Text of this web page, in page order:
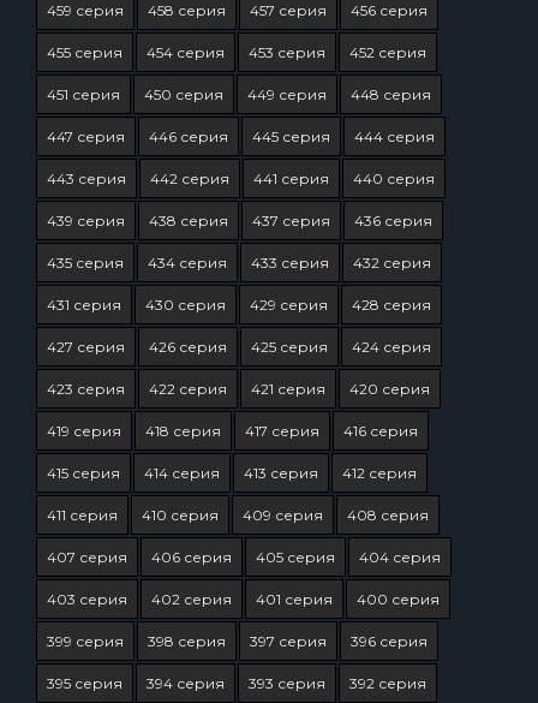
459 серия 458 серия 457 серия 456 серия
455 серия 454 серия 453 серия 452 серия
451 серия 450 серия 449 серия 448 серия
447 серия 446 серия 445 серия 444 серия
443 серия 442 серия 441 серия 440 серия
439 серия 438 серия 437 серия 436 серия
435 серия 434 серия 433 серия 432 серия
431 серия 430 серия 429 серия 428 серия
427 серия 426 серия 425 серия 424 серия
423 серия 422 серия 421 серия 420 серия
419 серия 418 серия 417 серия 416 серия
415 серия 414 серия 413 серия 412 серия
411 серия 410 серия 409 серия 408 серия
407 серия 406 серия 405 серия 404 серия
403 серия 402 серия 401 серия 400 серия
399 серия 398 серия 397 серия 396 серия
395 серия 394 серия 393 серия 392 серия